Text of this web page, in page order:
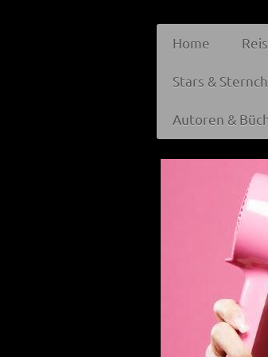
Home
Stars &
Autoren &